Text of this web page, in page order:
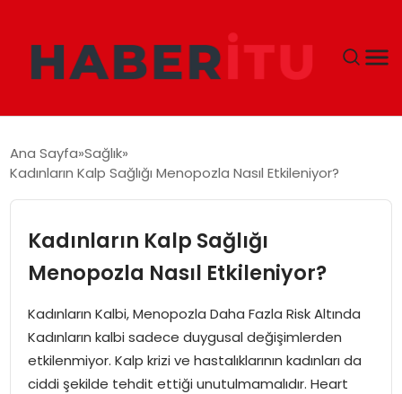
EKONOMI
SIYASET
TEKNOLOJI
EĞITIM
Ana Sayfa Sağlık
Kadınların Kalp Sağlığı Menopozla Nasıl Etkileniyor?
Kadınların Kalp Sağlığı
Menopozla Nasıl Etkileniyor?
Kadınların Kalbi, Menopozla Daha Fazla Risk Altında
Kadınların kalbi sadece duygusal değişimlerden
etkilenmiyor. Kalp krizi ve hastalıklarının kadınları da
ciddi şekilde tehdit ettiği unutulmamalıdır. Heart